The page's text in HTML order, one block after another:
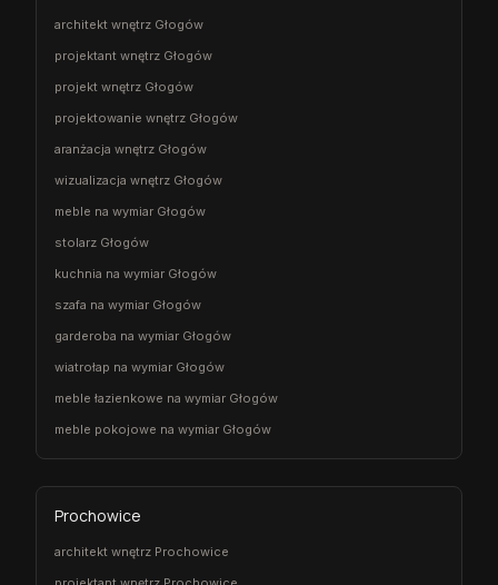
architekt wnętrz Głogów
projektant wnętrz Głogów
projekt wnętrz Głogów
projektowanie wnętrz Głogów
aranżacja wnętrz Głogów
wizualizacja wnętrz Głogów
meble na wymiar Głogów
stolarz Głogów
kuchnia na wymiar Głogów
szafa na wymiar Głogów
garderoba na wymiar Głogów
wiatrołap na wymiar Głogów
meble łazienkowe na wymiar Głogów
meble pokojowe na wymiar Głogów
Prochowice
architekt wnętrz Prochowice